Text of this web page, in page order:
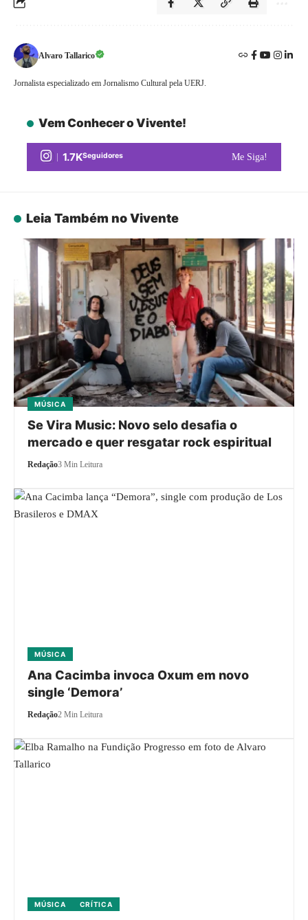
Alvaro Tallarico
Jornalista especializado em Jornalismo Cultural pela UERJ.
Vem Conhecer o Vivente!
1.7KSeguidores Me Siga!
Leia Também no Vivente
MÚSICA
Se Vira Music: Novo selo desafia o
mercado e quer resgatar rock espiritual
Redação3 Min Leitura
MÚSICA
Ana Cacimba invoca Oxum em novo
single ‘Demora’
Redação2 Min Leitura
MÚSICA CRÍTICA